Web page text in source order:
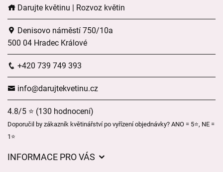
Darujte květinu | Rozvoz květin
Denisovo náměstí 750/10a
500 04 Hradec Králové
+420 739 749 393
info@darujtekvetinu.cz
4.8/5 ⭐ (130 hodnocení)
Doporučil by zákazník květinářství po vyřízení objednávky? ANO = 5⭐, NE =
1⭐
INFORMACE PRO VÁS